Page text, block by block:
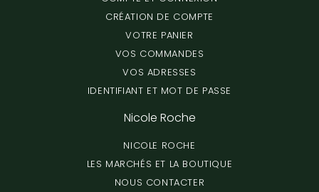
CRÉATION DE COMPTE
VOTRE PANIER
VOS COMMANDES
VOS ADRESSES
IDENTIFIANT ET MOT DE PASSE
Nicole Roche
NICOLE ROCHE
LES MARCHÉS ET LA BOUTIQUE
NOUS CONTACTER